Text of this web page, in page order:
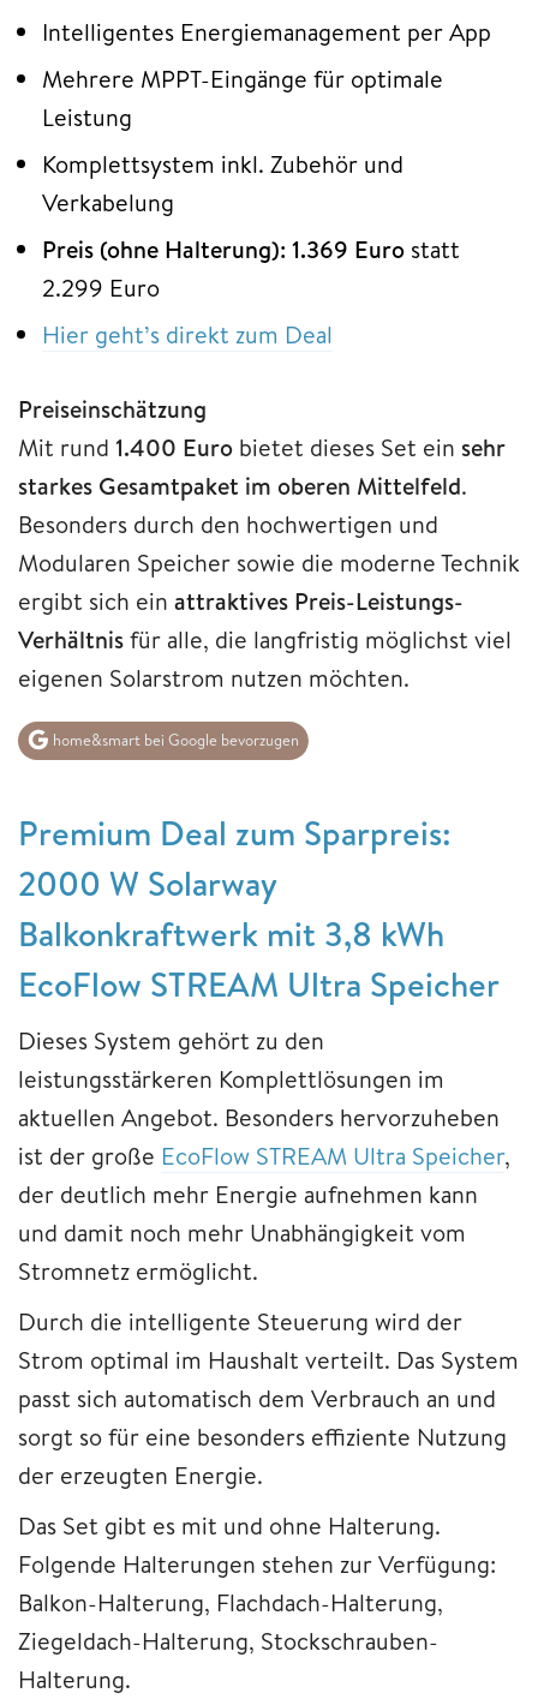
Intelligentes Energiemanagement per App
Mehrere MPPT-Eingänge für optimale
Leistung
Komplettsystem inkl. Zubehör und
Verkabelung
Preis (ohne Halterung): 1.369 Euro statt
2.299 Euro
Hier geht’s direkt zum Deal
Preiseinschätzung
Mit rund 1.400 Euro bietet dieses Set ein sehr
starkes Gesamtpaket im oberen Mittelfeld.
Besonders durch den hochwertigen und
Modularen Speicher sowie die moderne Technik
ergibt sich ein attraktives Preis-Leistungs-
Verhältnisfür alle, die langfristig möglichst viel
eigenen Solarstrom nutzen möchten.
home&smart bei Google bevorzugen
Premium Deal zum Sparpreis:
2000 W Solarway
Balkonkraftwerk mit 3,8 kWh
EcoFlow STREAM Ultra Speicher
Dieses System gehört zu den
leistungsstärkeren Komplettlösungen im
aktuellen Angebot. Besonders hervorzuheben
ist der große EcoFlow STREAM Ultra Speicher,
der deutlich mehr Energie aufnehmen kann
und damit noch mehr Unabhängigkeit vom
Stromnetz ermöglicht.
Durch die intelligente Steuerung wird der
Strom optimal im Haushalt verteilt. Das System
passt sich automatisch dem Verbrauch an und
sorgt so für eine besonders effiziente Nutzung
der erzeugten Energie.
Das Set gibt es mit und ohne Halterung.
Folgende Halterungen stehen zur Verfügung:
Balkon-Halterung, Flachdach-Halterung,
Ziegeldach-Halterung, Stockschrauben-
Halterung.